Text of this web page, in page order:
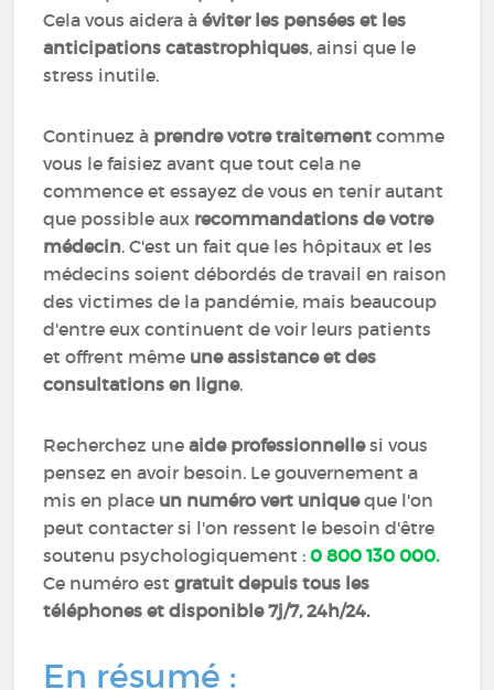
Cela vous aidera àéviter les pensées et les
anticipations catastrophiques, ainsi que le
stress inutile.
Continuez à prendre votre traitement comme
vous le faisiez avant que tout cela ne
commence et essayez de vous en tenir autant
que possible aux recommandations de votre
médecin. C'est un fait que les hôpitaux et les
médecins soient débordés de travail en raison
des victimes de la pandémie, mais beaucoup
d'entre eux continuent de voir leurs patients
et offrent même une assistance et des
consultations en ligne.
Recherchez uneaide professionnellesi vous
pensez en avoir besoin. Le gouvernement a
mis en place un numéro vert uniqueque l'on
peut contacter si l'on ressent le besoin d'être
soutenu psychologiquement :0 800 130 000.
Ce numéro estgratuit depuis tous les
téléphones et disponible 7j/7, 24h/24.
En résumé :